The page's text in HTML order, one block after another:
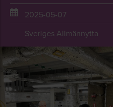
2025-05-07
Sveriges Allmännytta